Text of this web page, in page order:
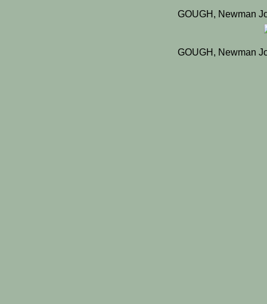
GOUGH, Newman
GOUGH, Newman